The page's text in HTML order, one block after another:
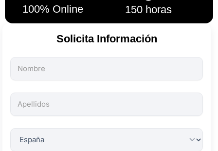
100% Online 150 horas
Solicita Información
Todos
los
son
obligatorios.